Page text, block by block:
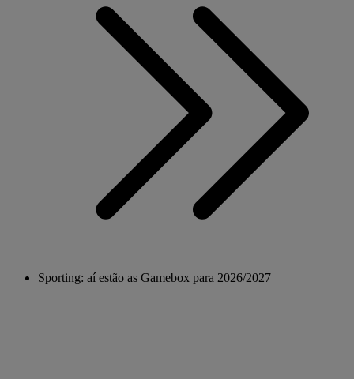
Sporting: aí estão as Gamebox para 2026/2027